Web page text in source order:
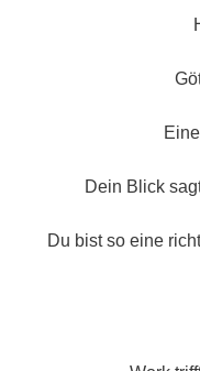
Dein Blick
Du bist so eine